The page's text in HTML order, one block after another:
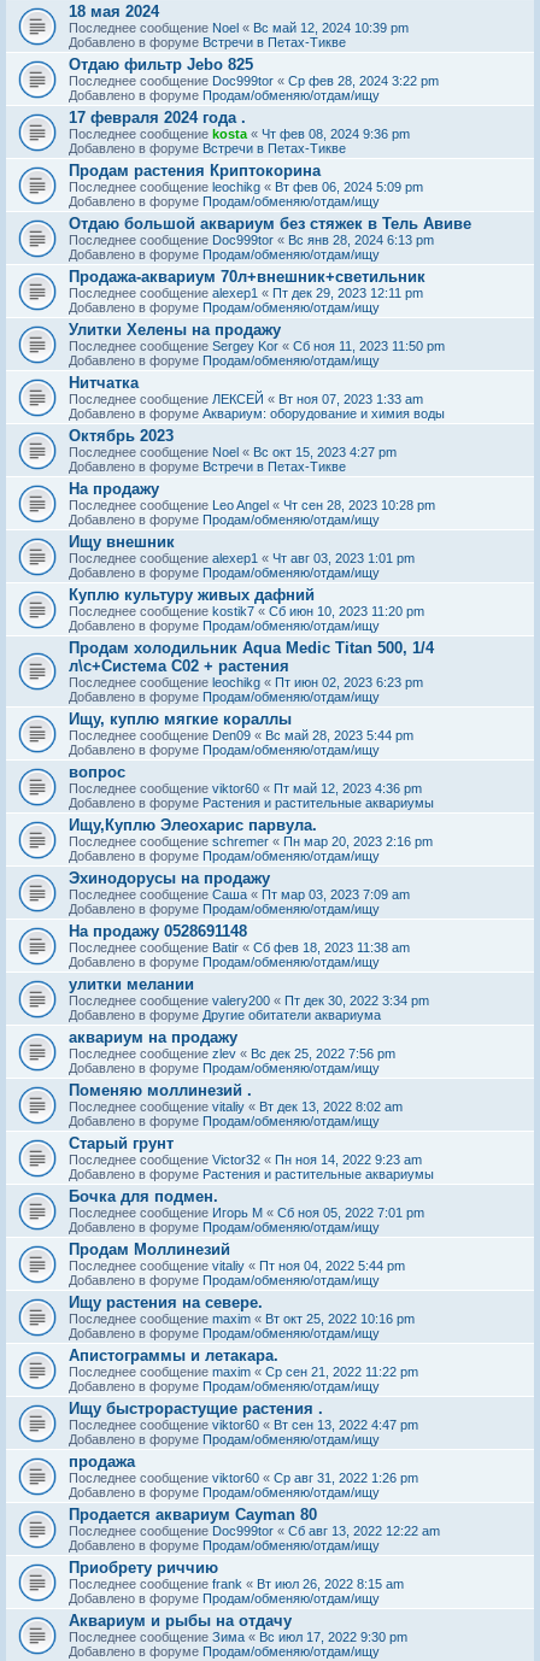
18 мая 2024
Последнее сообщение Noel « Вс май 12, 2024 10:39 pm
Добавлено в форуме Встречи в Петах-Тикве
Отдаю фильтр Jebo 825
Последнее сообщение Doc999tor « Ср фев 28, 2024 3:22 pm
Добавлено в форуме Продам/обменяю/отдам/ищу
17 февраля 2024 года .
Последнее сообщение kosta « Чт фев 08, 2024 9:36 pm
Добавлено в форуме Встречи в Петах-Тикве
Продам растения Криптокорина
Последнее сообщение leochikg « Вт фев 06, 2024 5:09 pm
Добавлено в форуме Продам/обменяю/отдам/ищу
Отдаю большой аквариум без стяжек в Тель Авиве
Последнее сообщение Doc999tor « Вс янв 28, 2024 6:13 pm
Добавлено в форуме Продам/обменяю/отдам/ищу
Продажа-аквариум 70л+внешник+светильник
Последнее сообщение alexep1 « Пт дек 29, 2023 12:11 pm
Добавлено в форуме Продам/обменяю/отдам/ищу
Улитки Хелены на продажу
Последнее сообщение Sergey Kor « Сб ноя 11, 2023 11:50 pm
Добавлено в форуме Продам/обменяю/отдам/ищу
Нитчатка
Последнее сообщение ЛЕКСЕЙ « Вт ноя 07, 2023 1:33 am
Добавлено в форуме Аквариум: оборудование и химия воды
Октябрь 2023
Последнее сообщение Noel « Вс окт 15, 2023 4:27 pm
Добавлено в форуме Встречи в Петах-Тикве
На продажу
Последнее сообщение Leo Angel « Чт сен 28, 2023 10:28 pm
Добавлено в форуме Продам/обменяю/отдам/ищу
Ищу внешник
Последнее сообщение alexep1 « Чт авг 03, 2023 1:01 pm
Добавлено в форуме Продам/обменяю/отдам/ищу
Куплю культуру живых дафний
Последнее сообщение kostik7 « Сб июн 10, 2023 11:20 pm
Добавлено в форуме Продам/обменяю/отдам/ищу
Продам холодильник Aqua Medic Titan 500, 1/4
л\с+Система С02 + растения
Последнее сообщение leochikg « Пт июн 02, 2023 6:23 pm
Добавлено в форуме Продам/обменяю/отдам/ищу
Ищу, куплю мягкие кораллы
Последнее сообщение Den09 « Вс май 28, 2023 5:44 pm
Добавлено в форуме Продам/обменяю/отдам/ищу
вопрос
Последнее сообщение viktor60 « Пт май 12, 2023 4:36 pm
Добавлено в форуме Растения и растительные аквариумы
Ищу,Куплю Элеохарис парвула.
Последнее сообщение schremer « Пн мар 20, 2023 2:16 pm
Добавлено в форуме Продам/обменяю/отдам/ищу
Эхинодорусы на продажу
Последнее сообщение Саша « Пт мар 03, 2023 7:09 am
Добавлено в форуме Продам/обменяю/отдам/ищу
На продажу 0528691148
Последнее сообщение Batir « Сб фев 18, 2023 11:38 am
Добавлено в форуме Продам/обменяю/отдам/ищу
улитки мелании
Последнее сообщение valery200 « Пт дек 30, 2022 3:34 pm
Добавлено в форуме Другие обитатели аквариума
аквариум на продажу
Последнее сообщение zlev « Вс дек 25, 2022 7:56 pm
Добавлено в форуме Продам/обменяю/отдам/ищу
Поменяю моллинезий .
Последнее сообщение vitaliy « Вт дек 13, 2022 8:02 am
Добавлено в форуме Продам/обменяю/отдам/ищу
Старый грунт
Последнее сообщение Victor32 « Пн ноя 14, 2022 9:23 am
Добавлено в форуме Растения и растительные аквариумы
Бочка для подмен.
Последнее сообщение Игорь М « Сб ноя 05, 2022 7:01 pm
Добавлено в форуме Продам/обменяю/отдам/ищу
Продам Моллинезий
Последнее сообщение vitaliy « Пт ноя 04, 2022 5:44 pm
Добавлено в форуме Продам/обменяю/отдам/ищу
Ищу растения на севере.
Последнее сообщение maxim « Вт окт 25, 2022 10:16 pm
Добавлено в форуме Продам/обменяю/отдам/ищу
Апистограммы и летакара.
Последнее сообщение maxim « Ср сен 21, 2022 11:22 pm
Добавлено в форуме Продам/обменяю/отдам/ищу
Ищу быстрорастущие растения .
Последнее сообщение viktor60 « Вт сен 13, 2022 4:47 pm
Добавлено в форуме Продам/обменяю/отдам/ищу
продажа
Последнее сообщение viktor60 « Ср авг 31, 2022 1:26 pm
Добавлено в форуме Продам/обменяю/отдам/ищу
Продается аквариум Cayman 80
Последнее сообщение Doc999tor « Сб авг 13, 2022 12:22 am
Добавлено в форуме Продам/обменяю/отдам/ищу
Приобрету риччию
Последнее сообщение frank « Вт июл 26, 2022 8:15 am
Добавлено в форуме Продам/обменяю/отдам/ищу
Аквариум и рыбы на отдачу
Последнее сообщение Зима « Вс июл 17, 2022 9:30 pm
Добавлено в форуме Продам/обменяю/отдам/ищу